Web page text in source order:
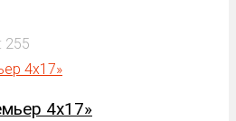
255
4х17»